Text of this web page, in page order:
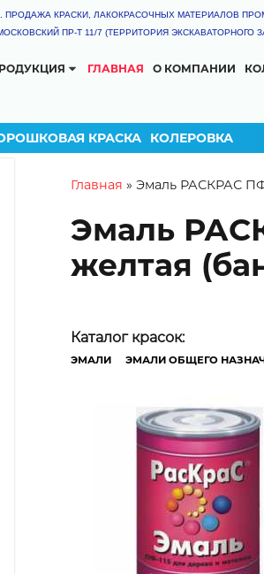
КРАСКИ, ЛАКОКРАСОЧНЫХ МАТЕРИАЛОВ
ПР-Т 11/7 (ТЕРРИТОРИЯ ЭКСКАВАТОРНОГО
ДЕКОРАТИВНАЯ ШТУКАТУРКА
ГРУНТ-ЭМАЛИ
ПОЛИУРЕТАНОВЫЕ ЛКМ
ВОДНО-ДИСПЕРСИОННЫЕ
ДЕРЕВОЗАЩИТНЫЕ СРЕДСТВА
АЭРОЗОЛЬНЫЕ КРАСКИ-ЛАКИ
СРЕДСТВА ИНДИВИДУАЛЬНОЙ
ГЛАВНАЯ О КОМПАНИИ
КРАСКА КОЛЕРОВКА
You are here
Главная » Эмаль РАСКРАС
Эмаль
желтая
выбранного инструмента,
Минимальный расход (г/м2)
Количество слоев
Каталог красок:
ЭМАЛИ ЭМАЛИ ОБЩЕГО